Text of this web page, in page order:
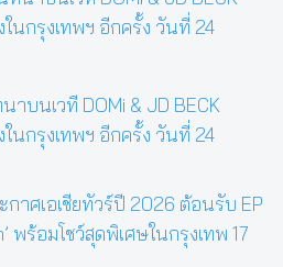
บนเวที DOMi & JD BECK
นกรุงเทพฯ อีกครั้ง วันที่ 24